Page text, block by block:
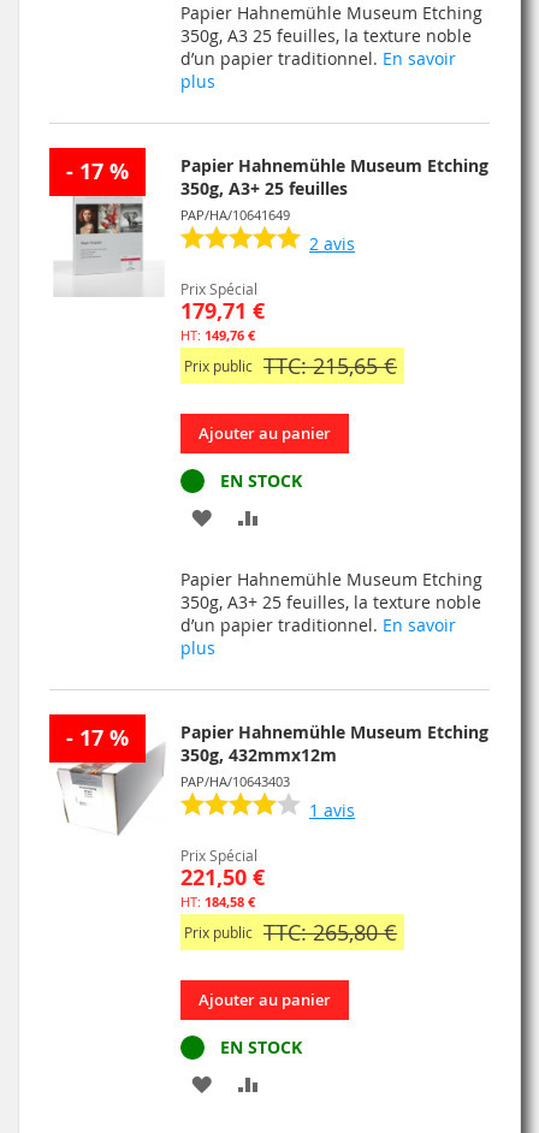
MA
LISTE
D’ENVIE
COMPARATEUR
Papier Hahnemühle Museum Etching
350g, A3 25 feuilles, la texture noble
d’un papier traditionnel. En savoir
plus
- 17 %
Papier Hahnemühle Museum Etching
350g, A3+ 25 feuilles
PAP/HA/10641649
2 avis
Prix Spécial
179,71 €
149,76 €
Prix public TTC: 215,65 €
Ajouter au panier
EN STOCK
AJOUTER
MA
LISTE
D’ENVIE
COMPARATEUR
Papier Hahnemühle Museum Etching
350g, A3+ 25 feuilles, la texture noble
d’un papier traditionnel. En savoir
plus
- 17 %
Papier Hahnemühle Museum Etching
350g, 432mmx12m
PAP/HA/10643403
1 avis
Prix Spécial
221,50 €
184,58 €
Prix public TTC: 265,80 €
Ajouter au panier
EN STOCK
AJOUTER